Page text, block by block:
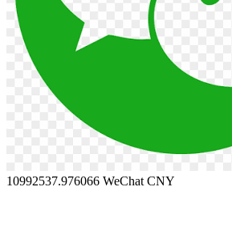
10992537.976066 WeChat CNY